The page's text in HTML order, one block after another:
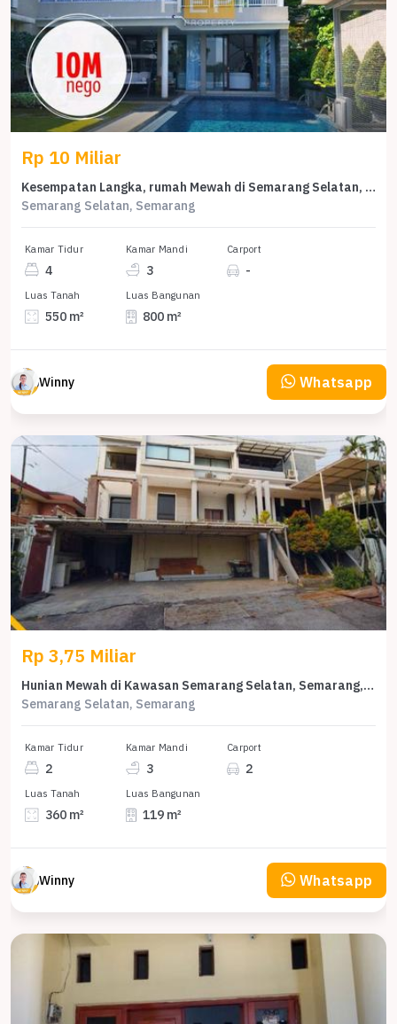
Rp 10 Miliar
Kesempatan Langka, rumah Mewah di Semarang Selatan, Semarang, LB 800m²
Semarang Selatan, Semarang
Kamar Tidur
4
Kamar Mandi
3
Carport
-
Luas Tanah
550 m²
Luas Bangunan
800 m²
Winny Whatsapp
Rp 3,75 Miliar
Hunian Mewah di Kawasan Semarang Selatan, Semarang, LB 119m², Harga 3,75 Miliar
Semarang Selatan, Semarang
Kamar Tidur
2
Kamar Mandi
3
Carport
2
Luas Tanah
360 m²
Luas Bangunan
119 m²
Winny Whatsapp